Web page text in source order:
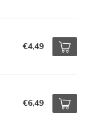
€4,49
€6,49